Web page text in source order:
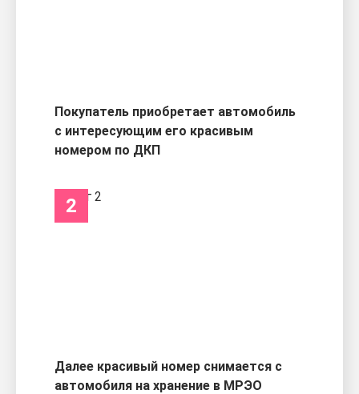
Покупатель приобретает автомобиль
с интересующим его красивым
номером по ДКП
2
Далее красивый номер снимается с
автомобиля на хранение в МРЭО